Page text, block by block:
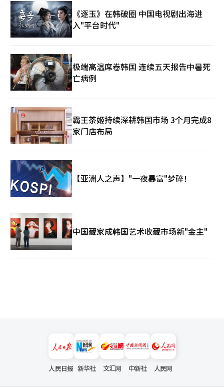
变得更加重要。 2028年3000万，人工智能能成为突破口吗 韩国旅
游正处于一个重要的分水岭。今年上半年外籍游客突破1071万，
展现了新的可能性。然而，2028年3000万的时代并不会仅凭现在
的增长趋势自然而然到来。 必须通过数据了解全球游客的需求。
人工智能需要展示每个人不同的韩国。将访问首尔的游客引导到地
方，并促使曾经访问过的人再次回到韩国。 旅游人工智能创新总
部的设立也不能仅停留在组织重组上，而应转化为人工智能旅行助
手、韩国旅游数据实验室、地方旅游和旅游企业的实际变化。 朴
成赫社长推动的旅游政策方向最终可以归纳为四个转变。 从依赖
直觉和经验的旅游转向基于数据的旅游。 从搜索旅游转向人工智
游。 从一次性访问的旅游转向再次访问的旅游。 韩国已经拥有K-
文化这一全球性资产。现在是将全球人民的关注转化为实际访问、
停留和消费的时候。如果再加上旅游数据和人工智能，韩国旅游将
迎来又一次飞跃。 上半年的1071万是起点。下一个目标是2028年
的3000万。 问题很明确。 韩国能否依靠人工智能和K-文化的力
量，开启2028年外籍游客3000万的时代？ 答案的制定者正是韩国
旅游公社和朴成赫社长。 :朴成赫 韩国旅游公社社长:朴成赫是拥有
30多年全球广告和营销经验的专家。曾任第一企划德国法人社长、
欧洲总负责人、北美总负责人及全球部门负责人，2025年12月担
任韩国旅游公社社长。 他将数据、人工智能、K-文化与全球营销
结合，推动实现2028年外籍游客3000万的目标。
《逐玉》在韩破圈 中国电视剧出海进
入"平台时代"
极端高温席卷韩国 连续五天报告中暑死
亡病例
霸王茶姬持续深耕韩国市场 3个月完成8
家门店布局
【亚洲人之声】"一夜暴富"梦碎！
中国藏家成韩国艺术收藏市场新"金主"
人民日报 新华社 文汇网 中新社 人民网